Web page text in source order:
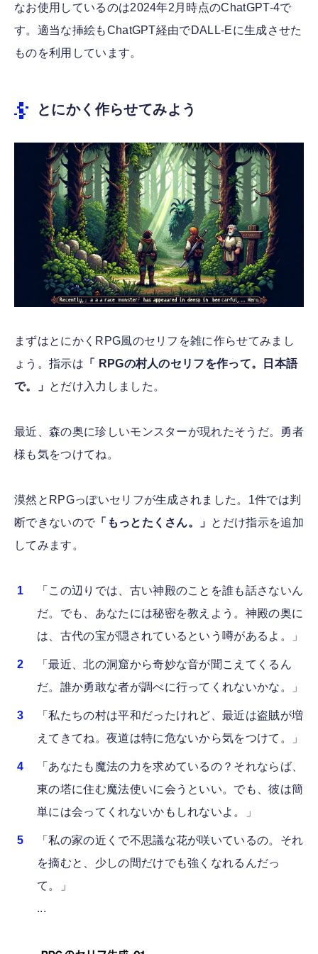
なお使用しているのは2024年2月時点のChatGPT-4で
す。適当な挿絵もChatGPT経由でDALL-Eに生成させた
ものを利用しています。
とにかく作らせてみよう
まずはとにかくRPG風のセリフを雑に作らせてみまし
ょう。指示は 「 RPGの村人のセリフを作って。日本語
で。」 とだけ入力しました。
最近、森の奥に珍しいモンスターが現れたそうだ。勇者
様も気をつけてね。
漠然とRPGっぽいセリフが生成されました。1件では判
断できないので 「もっとたくさん。」 とだけ指示を追加
してみます。
「この辺りでは、古い神殿のことを誰も話さないん
だ。でも、あなたには秘密を教えよう。神殿の奥に
は、古代の宝が隠されているという噂があるよ。」
「最近、北の洞窟から奇妙な音が聞こえてくるん
だ。誰か勇敢な者が調べに行ってくれないかな。」
「私たちの村は平和だったけれど、最近は盗賊が増
えてきてね。夜道は特に危ないから気をつけて。」
「あなたも魔法の力を求めているの？それならば、
東の塔に住む魔法使いに会うといい。でも、彼は簡
単には会ってくれないかもしれないよ。」
「私の家の近くで不思議な花が咲いているの。それ
を摘むと、少しの間だけでも強くなれるんだっ
て。」
...